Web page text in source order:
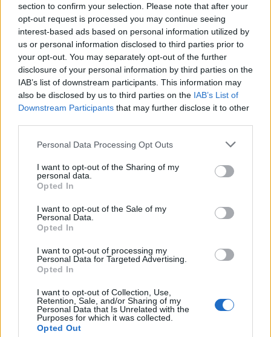
section to confirm your selection. Please note that after your
opt-out request is processed you may continue seeing
interest-based ads based on personal information utilized by
us or personal information disclosed to third parties prior to
your opt-out. You may separately opt-out of the further
disclosure of your personal information by third parties on the
IAB’s list of downstream participants. This information may
also be disclosed by us to third parties on the IAB’s List of
Downstream Participants that may further disclose it to other
Personal Data Processing Opt Outs
I want to opt-out of the Sharing of my
personal data.
Opted In
I want to opt-out of the Sale of my
Personal Data.
Opted In
I want to opt-out of processing my
Personal Data for Targeted Advertising.
Opted In
I want to opt-out of Collection, Use,
Retention, Sale, and/or Sharing of my
Personal Data that Is Unrelated with the
Purposes for which it was collected.
Opted Out
25 Mag 2026